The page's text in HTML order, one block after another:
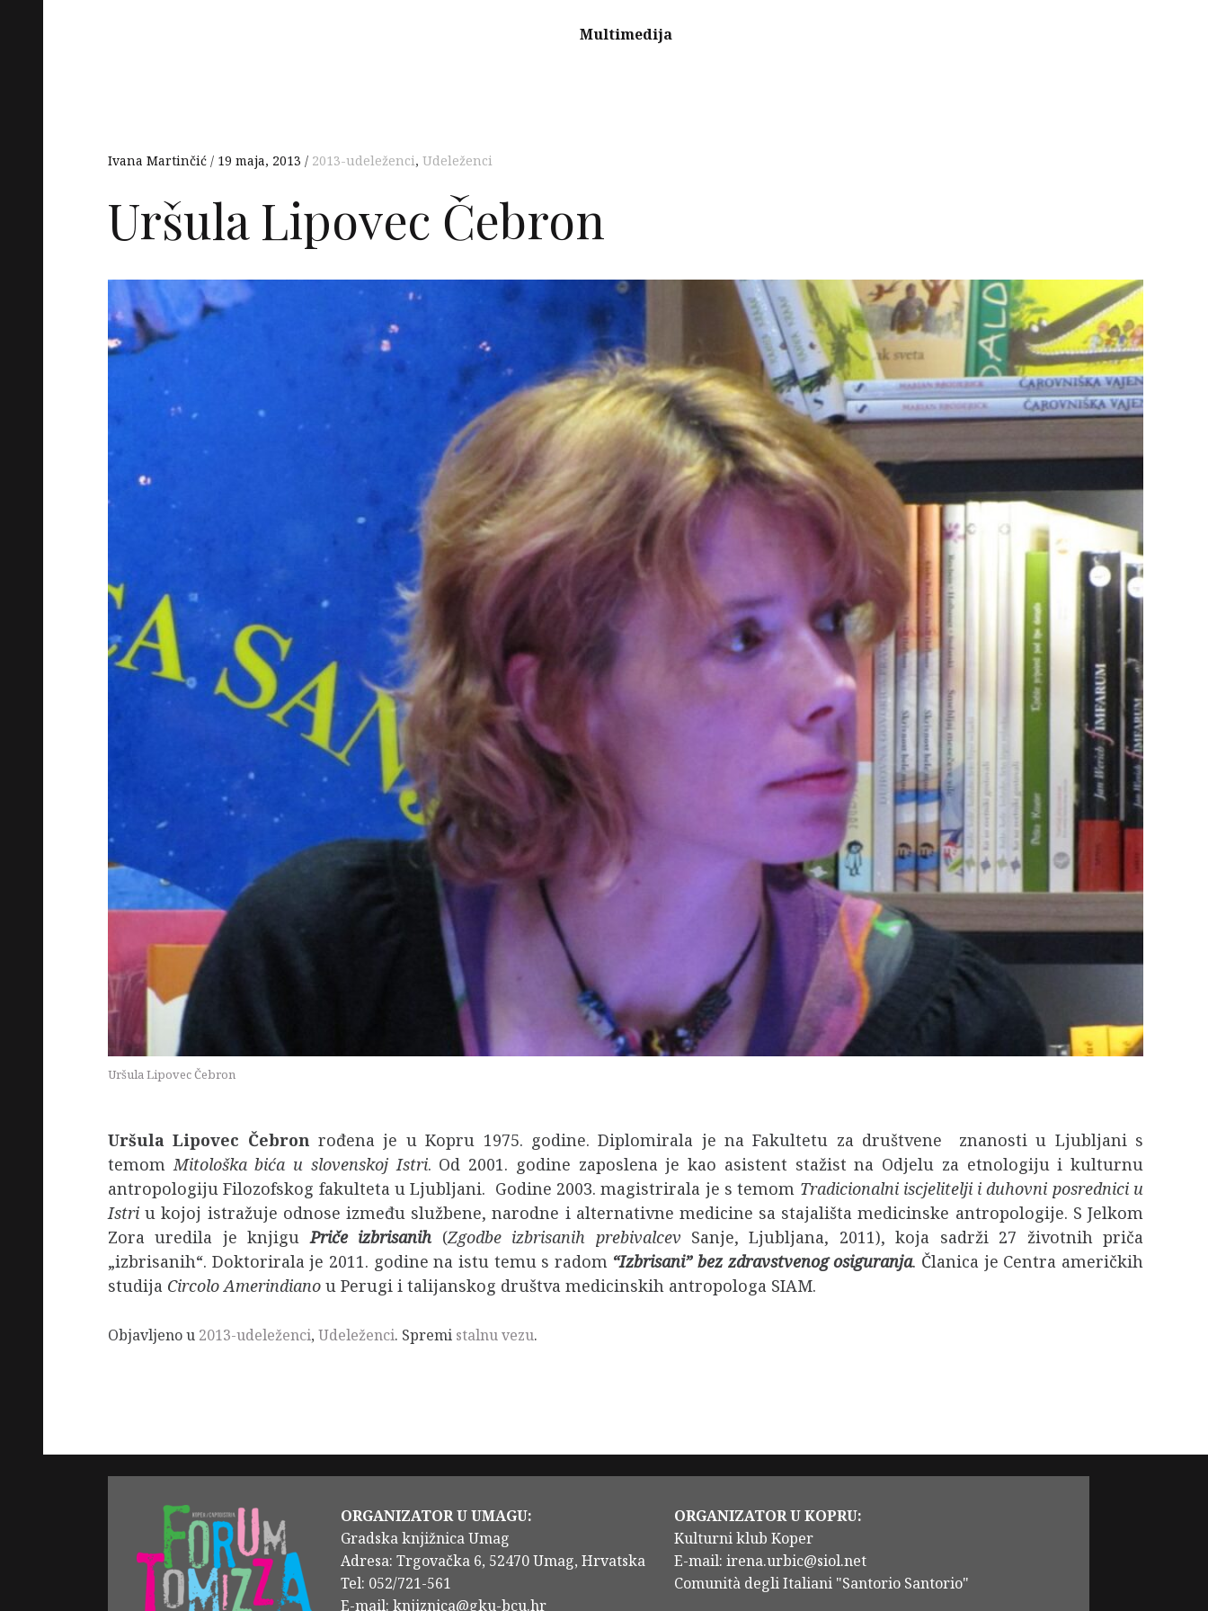
Multimedija
Ivana Martinčić 19 maja, 2013 2013-udeleženci, Udeleženci
Uršula Lipovec Čebron
Uršula Lipovec Čebron
Uršula Lipovec Čebron rođena je u Kopru 1975. godine. Diplomirala je na Fakultetu za društvene znanosti u Ljubljani s
temomMitološka bića u slovenskoj Istri. Od 2001. godine zaposlena je kao asistent stažist na Odjelu za etnologiju i kulturnu
antropologiju Filozofskog fakulteta u Ljubljani. Godine 2003. magistrirala je s temom Tradicionalni iscjelitelji i duhovni posrednici u
Istriu kojoj istražuje odnose između službene, narodne i alternativne medicine sa stajališta medicinske antropologije. S Jelkom
Zora uredila je knjigu Priče izbrisanih(Zgodbe izbrisanih prebivalcev Sanje, Ljubljana, 2011), koja sadrži 27 životnih priča
„izbrisanih“. Doktorirala je 2011. godine na istu temu s radom “Izbrisani” bez zdravstvenog osiguranja. Članica je Centra američkih
studija Circolo Amerindiano u Perugi i talijanskog društva medicinskih antropologa SIAM.
Objavljeno u 2013-udeleženci, Udeleženci. Spremi stalnu vezu.
ORGANIZATOR U UMAGU:
Gradska knjižnica Umag
Adresa: Trgovačka 6, 52470 Umag, Hrvatska
Tel: 052/721-561
E-mail: knjiznica@gku-bcu.hr
ORGANIZATOR U KOPRU:
Kulturni klub Koper
E-mail: irena.urbic@siol.net
Comunità degli Italiani "Santorio Santorio"